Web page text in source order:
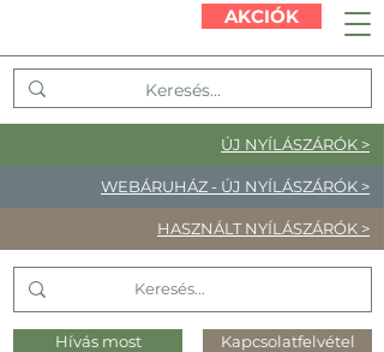
ÚJ NYÍLÁSZÁRÓK >
WEBÁRUHÁZ - ÚJ NYÍLÁSZÁRÓK >
HASZNÁLT NYÍLÁSZÁRÓK >
AKCIÓK
Hívás most Kapcsolatfelvétel